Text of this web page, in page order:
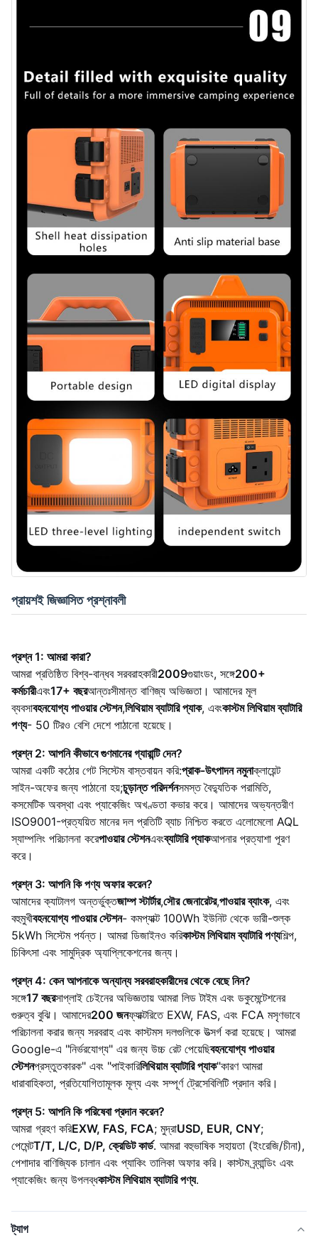
প্রায়শই জিজ্ঞাসিত প্রশ্নাবলী
প্রশ্ন 1: আমরা কারা?
আমরা প্রতিষ্ঠিত বিশ্ব-বান্ধব সরবরাহকারী2009গুয়াংডং, সঙ্গে200+
কর্মচারীএবং17+ বছরআন্তঃসীমান্ত বাণিজ্য অভিজ্ঞতা। আমাদের মূল
ব্যবসাবহনযোগ্য পাওয়ার স্টেশন,লিথিয়াম ব্যাটারি প্যাক, এবংকাস্টম লিথিয়াম ব্যাটারি
পণ্য- 50 টিরও বেশি দেশে পাঠানো হয়েছে।
প্রশ্ন 2: আপনি কীভাবে গুণমানের গ্যারান্টি দেন?
আমরা একটি কঠোর গেট সিস্টেম বাস্তবায়ন করি:প্রাক-উৎপাদন নমুনাক্লায়েন্ট
সাইন-অফের জন্য পাঠানো হয়;চূড়ান্ত পরিদর্শনসমস্ত বৈদ্যুতিক পরামিতি,
কসমেটিক অবস্থা এবং প্যাকেজিং অখণ্ডতা কভার করে। আমাদের অভ্যন্তরীণ
ISO9001-প্রত্যয়িত মানের দল প্রতিটি ব্যাচ নিশ্চিত করতে এলোমেলো AQL
স্যাম্পলিং পরিচালনা করেপাওয়ার স্টেশনএবংব্যাটারি প্যাকআপনার প্রত্যাশা পূরণ
করে।
প্রশ্ন 3: আপনি কি পণ্য অফার করেন?
আমাদের ক্যাটালগ অন্তর্ভুক্তজাম্প স্টার্টার,সৌর জেনারেটর,পাওয়ার ব্যাংক, এবং
বহুমুখীবহনযোগ্য পাওয়ার স্টেশন- কমপ্যাক্ট 100Wh ইউনিট থেকে ভারী-শুল্ক
5kWh সিস্টেম পর্যন্ত। আমরা ডিজাইনও করিকাস্টম লিথিয়াম ব্যাটারি পণ্যশিল্প,
চিকিৎসা এবং সামুদ্রিক অ্যাপ্লিকেশনের জন্য।
প্রশ্ন 4: কেন আপনাকে অন্যান্য সরবরাহকারীদের থেকে বেছে নিন?
সঙ্গে17 বছরসাপ্লাই চেইনের অভিজ্ঞতায় আমরা লিড টাইম এবং ডকুমেন্টেশনের
গুরুত্ব বুঝি। আমাদের200 জনফ্যাক্টরিতে EXW, FAS, এবং FCA মসৃণভাবে
পরিচালনা করার জন্য সরবরাহ এবং কাস্টমস দলগুলিকে উত্সর্গ করা হয়েছে। আমরা
Google-এ "নির্ভরযোগ্য" এর জন্য উচ্চ রেট পেয়েছিবহনযোগ্য পাওয়ার
স্টেশনপ্রস্তুতকারক" এবং "পাইকারিলিথিয়াম ব্যাটারি প্যাক"কারণ আমরা
ধারাবাহিকতা, প্রতিযোগিতামূলক মূল্য এবং সম্পূর্ণ ট্রেসেবিলিটি প্রদান করি।
প্রশ্ন 5: আপনি কি পরিষেবা প্রদান করেন?
আমরা গ্রহণ করিEXW, FAS, FCA; মুদ্রাUSD, EUR, CNY;
পেমেন্টT/T, L/C, D/P, ক্রেডিট কার্ড. আমরা বহুভাষিক সহায়তা (ইংরেজি/চীনা),
পেশাদার বাণিজ্যিক চালান এবং প্যাকিং তালিকা অফার করি। কাস্টম ব্র্যান্ডিং এবং
প্যাকেজিং জন্য উপলব্ধকাস্টম লিথিয়াম ব্যাটারি পণ্য.
ট্যাগ